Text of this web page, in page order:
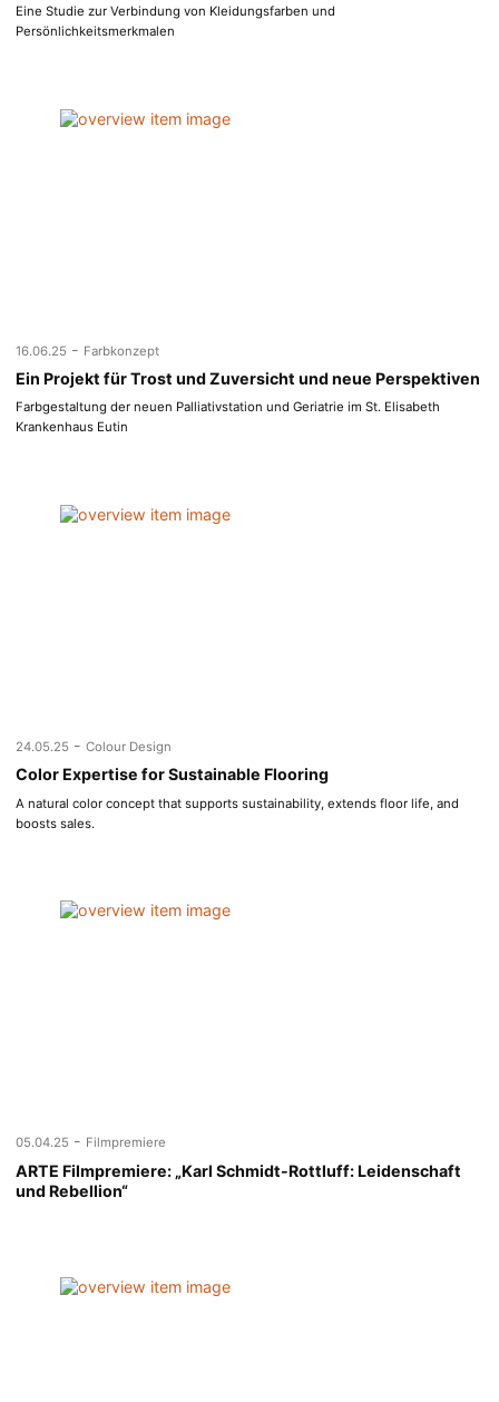
Eine Studie zur Verbindung von Kleidungsfarben und
Persönlichkeitsmerkmalen
16.06.25 - Farbkonzept
Ein Projekt für Trost und Zuversicht und neue Perspektiven
Farbgestaltung der neuen Palliativstation und Geriatrie im St. Elisabeth
Krankenhaus Eutin
24.05.25 - Colour Design
Color Expertise for Sustainable Flooring
A natural color concept that supports sustainability, extends floor life, and
boosts sales.
05.04.25 - Filmpremiere
ARTE Filmpremiere: „Karl Schmidt-Rottluff: Leidenschaft
und Rebellion“